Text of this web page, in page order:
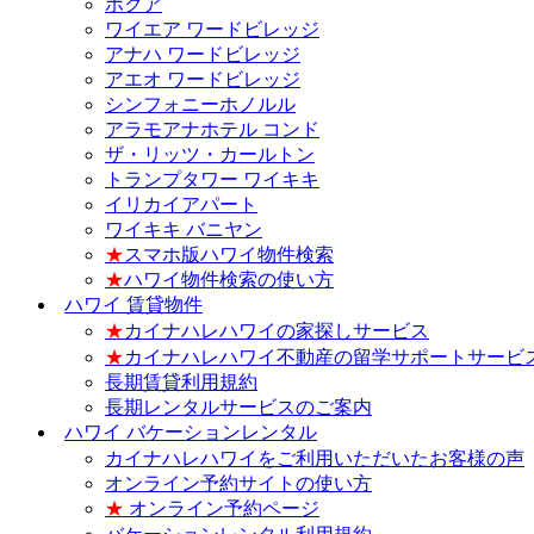
ホクア
ワイエア ワードビレッジ
アナハ ワードビレッジ
アエオ ワードビレッジ
シンフォニーホノルル
アラモアナホテル コンド
ザ・リッツ・カールトン
トランプタワー ワイキキ
イリカイアパート
ワイキキ バニヤン
★スマホ版ハワイ物件検索
★ハワイ物件検索の使い方
ハワイ 賃貸物件
★カイナハレハワイの家探しサービス
★カイナハレハワイ不動産の留学サポートサービ
長期賃貸利用規約
長期レンタルサービスのご案内
ハワイ バケーションレンタル
カイナハレハワイをご利用いただいたお客様の声
オンライン予約サイトの使い方
★ オンライン予約ページ